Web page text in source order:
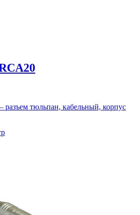
тюльпан, кабельный, корпус